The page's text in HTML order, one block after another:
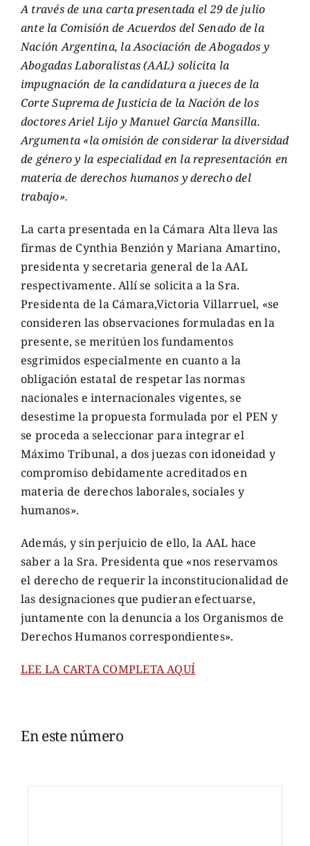
A través de una carta presentada el 29 de julio
ante la Comisión de Acuerdos del Senado de la
Nación Argentina, la Asociación de Abogados y
Abogadas Laboralistas (AAL) solicita la
impugnación de la candidatura a jueces de la
Corte Suprema de Justicia de la Nación de los
doctores Ariel Lijo y Manuel García Mansilla.
Argumenta «la omisión de considerar la diversidad
de género y la especialidad en la representación en
materia de derechos humanos y derecho del
trabajo».
La carta presentada en la Cámara Alta lleva las
firmas de Cynthia Benzión y Mariana Amartino,
presidenta y secretaria general de la AAL
respectivamente. Allí se solicita a la Sra.
Presidenta de la Cámara,Victoria Villarruel, «se
consideren las observaciones formuladas en la
presente, se meritúen los fundamentos
esgrimidos especialmente en cuanto a la
obligación estatal de respetar las normas
nacionales e internacionales vigentes, se
desestime la propuesta formulada por el PEN y
se proceda a seleccionar para integrar el
Máximo Tribunal, a dos juezas con idoneidad y
compromiso debidamente acreditados en
materia de derechos laborales, sociales y
humanos».
Además, y sin perjuicio de ello, la AAL hace
saber a la Sra. Presidenta que «nos reservamos
el derecho de requerir la inconstitucionalidad de
las designaciones que pudieran efectuarse,
juntamente con la denuncia a los Organismos de
Derechos Humanos correspondientes».
LEE LA CARTA COMPLETA AQUÍ
En este número